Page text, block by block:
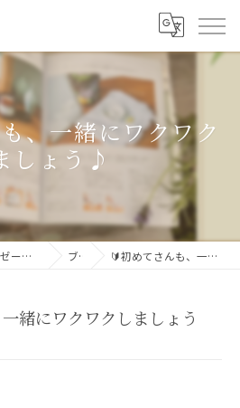
、一緒にワクワク
しょう♪
三重県四日市市のリラクゼーションならアロマ&ヒーリング スピロ ブログ 🔰初めてさんも、一緒にワクワクしましょう♪
緒にワクワクしましょう